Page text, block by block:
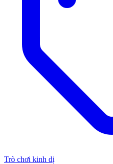
Trò chơi kinh dị